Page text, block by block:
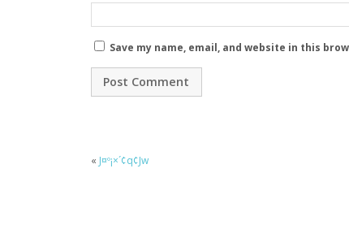
Save my name, email, and website in this
« J¤º¡×´¢q¢Jw